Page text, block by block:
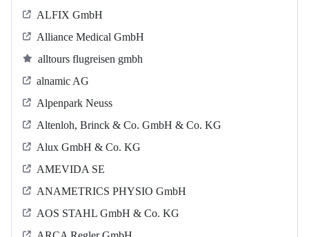
ALFIX GmbH
Alliance Medical GmbH
alltours flugreisen gmbh
alnamic AG
Alpenpark Neuss
Altenloh, Brinck & Co. GmbH & Co. KG
Alux GmbH & Co. KG
AMEVIDA SE
ANAMETRICS PHYSIO GmbH
AOS STAHL GmbH & Co. KG